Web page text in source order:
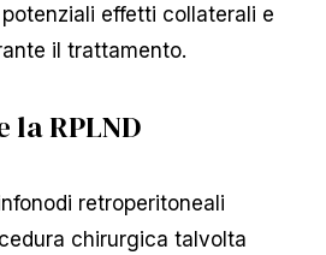
effetti collaterali e
il trattamento.
RPLND
retroperitoneali
chirurgica talvolta